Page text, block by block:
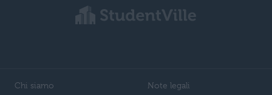
Chi siamo Note legali